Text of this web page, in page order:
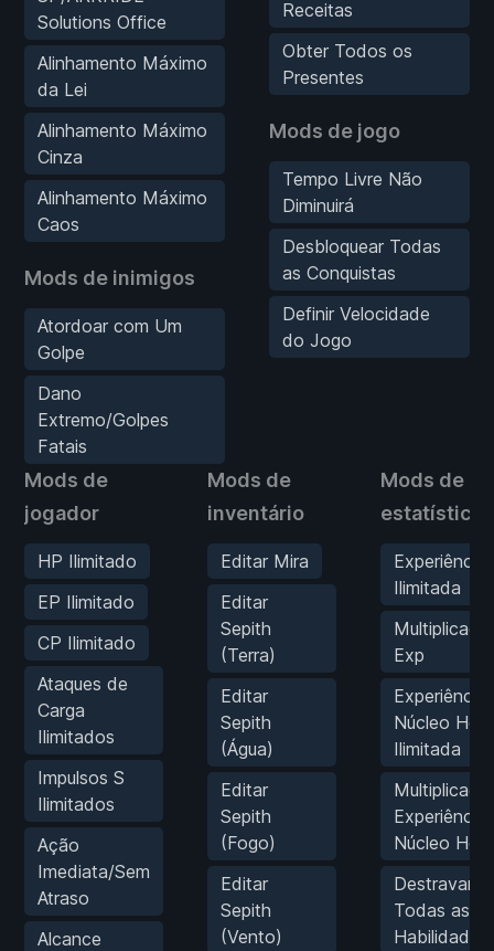
Solutions Office
Alinhamento Máximo
da Lei
Alinhamento Máximo
Cinza
Alinhamento Máximo
Caos
Mods de inimigos
Atordoar com Um
Golpe
Dano
Extremo/Golpes
Fatais
Receitas
Obter Todos os
Presentes
Mods de jogo
Tempo Livre Não
Diminuirá
Desbloquear Todas
as Conquistas
Definir Velocidade
do Jogo
Mods de
jogador
HP Ilimitado
EP Ilimitado
CP Ilimitado
Ataques de
Carga
Ilimitados
Impulsos S
Ilimitados
Ação
Imediata/Sem
Atraso
Alcance
Mods de
inventário
Editar Mira
Editar
Sepith
(Terra)
Editar
Sepith
(Água)
Editar
Sepith
(Fogo)
Editar
Sepith
(Vento)
Mods de
estatísticas
Experiência
Ilimitada
Exp
Experiência
Núcleo
Ilimitada
Experiência
Núcleo
Destravar
Todas as S-
Habilidades